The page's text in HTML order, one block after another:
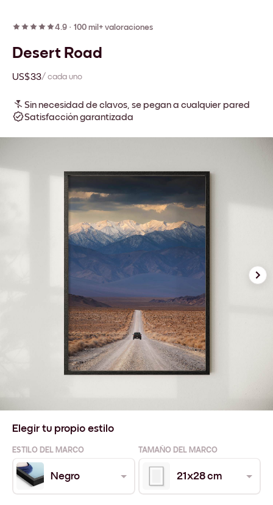
4.9 · 100 mil+ valoraciones
Desert Road
US$33/ cada uno
Sin necesidad de clavos, se pegan a cualquier pared
Satisfacción garantizada
Elegir tu propio estilo
ESTILO DEL MARCO TAMAÑO DEL MARCO
Negro 21x28 cm